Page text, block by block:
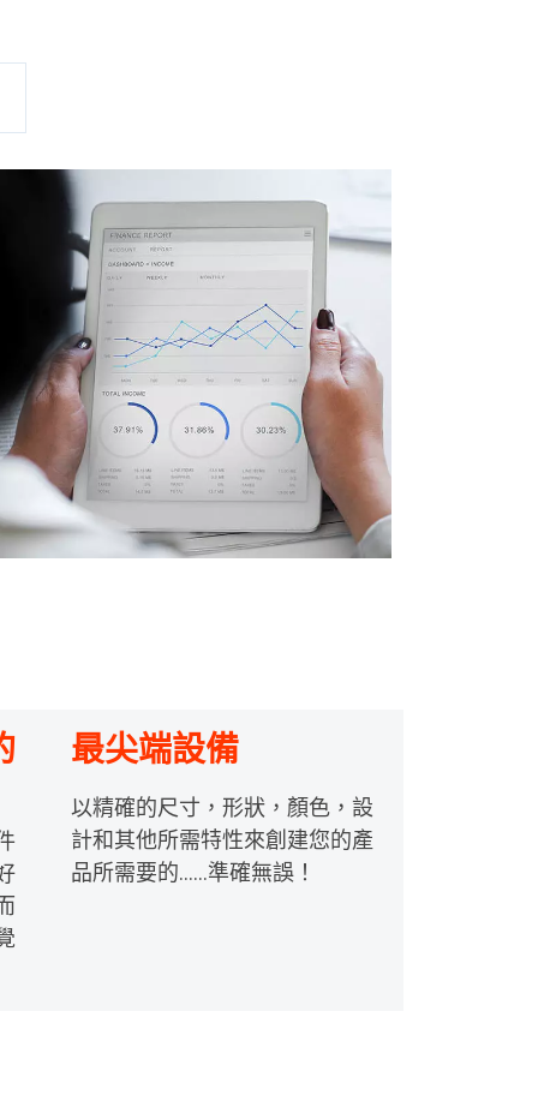
最尖端設備
以精確的尺寸，形狀，顏色，設
計和其他所需特性來創建您的產
品所需要的……準確無誤！